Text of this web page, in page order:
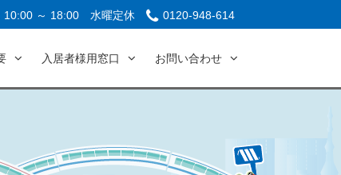
10:00 ～ 18:00 水曜定休 0120-948-614
入居者様用窓口 お問い合わせ